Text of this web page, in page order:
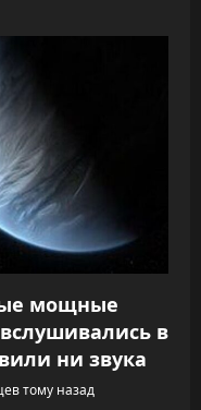
мощные
в
ни звука
тому назад